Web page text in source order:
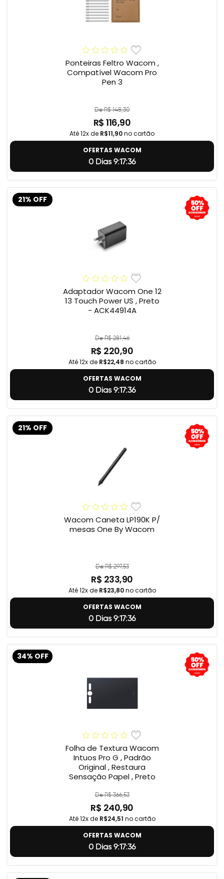
Ponteiras Feltro Wacom ,
Compatível Wacom Pro
Pen 3
De R$ 148,30
R$ 116,90
Até 12x de R$11,90no cartão
OFERTAS WACOM
0 Dias 9:17:35
21% OFF
Adaptador Wacom One 12
13 Touch Power US , Preto
- ACK44914A
De R$ 281,46
R$ 220,90
Até 12x de R$22,48 no cartão
OFERTAS WACOM
0 Dias 9:17:35
21% OFF
Wacom Caneta LP190K P/
mesas One By Wacom
De R$ 297,53
R$ 233,90
Até 12x de R$23,80no cartão
OFERTAS WACOM
0 Dias 9:17:35
34% OFF
Folha de Textura Wacom
Intuos Pro G , Padrão
Original , Restaura
Sensação Papel , Preto
De R$ 366,53
R$ 240,90
Até 12x de R$24,51 no cartão
OFERTAS WACOM
0 Dias 9:17:35